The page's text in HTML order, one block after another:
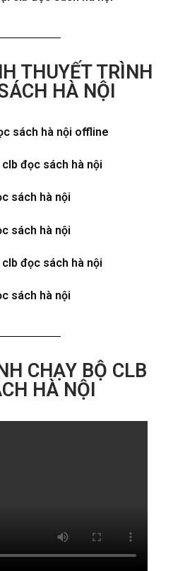
THUYẾT TRÌNH
HÀ NỘI
CHẠY BỘ CLB
HÀ NỘI